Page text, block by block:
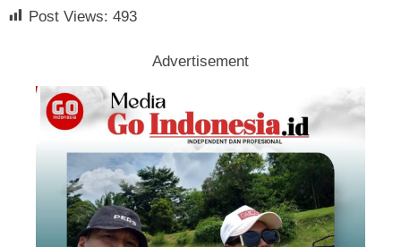
Post Views: 493
Advertisement